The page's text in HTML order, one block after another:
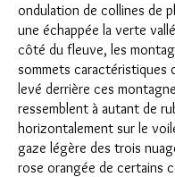
ondulation de collines de
une échappée la verte
côté du fleuve, les
sommets caractéristiques
levé derrière ces
ressemblent à autant de
horizontalement sur le
gaze légère des trois
rose orangée de certains